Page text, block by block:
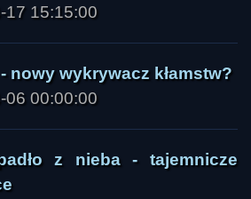
17 15:15:00
nowy wykrywacz kłamstw?
06 00:00:00
z nieba - tajemnicze